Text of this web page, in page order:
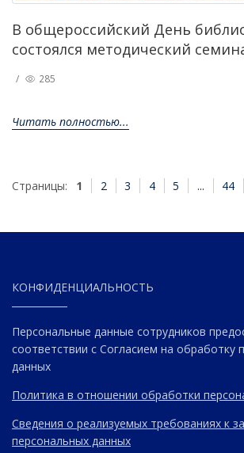
В общероссийский День
состоялся методический
/ 285
Читать полностью...
Страницы: 1 2 3 4 5 ... 44
КОНФИДЕНЦИАЛЬНОСТЬ
Персональные данные сотрудников
соответствии с Согласием на обработку
данных
Политика в отношении обработки
Сведения о реализуемых требованиях к
персональных данных